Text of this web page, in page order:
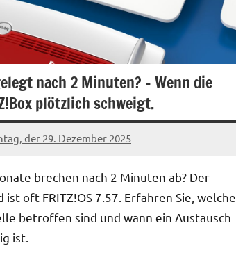
nach 2 Minuten? – Wenn die
plötzlich schweigt.
der 29. Dezember 2025
brechen nach 2 Minuten ab? Der
ist oft FRITZ!OS 7.57. Erfahren Sie, welche
betroffen sind und wann ein Austausch
ist.